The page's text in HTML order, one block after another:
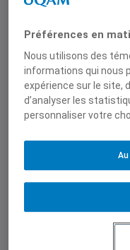
s’engagent à
et à faire la
Selon le thème
pourra faire
partenaires
présentation,
en exercice
noter que
étudiant.e.s
recherche et
notamment
Préférences en
Nous utilisons des
informations qui nous
expérience sur le site,
d’analyser les
personnaliser votre